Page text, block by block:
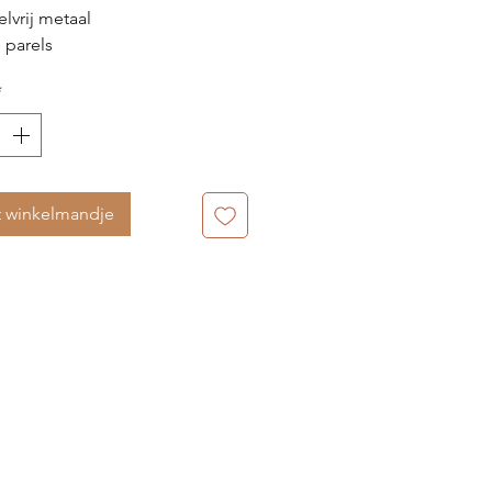
metaal
parels
parels
met slotje
winkelmandje